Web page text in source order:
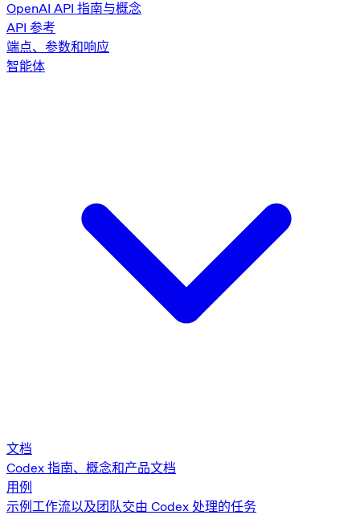
OpenAI API 指南与概念
API 参考
端点、参数和响应
智能体
文档
Codex 指南、概念和产品文档
用例
示例工作流以及团队交由 Codex 处理的任务